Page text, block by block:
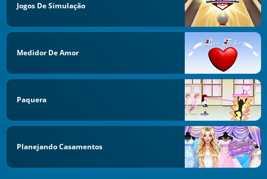
Jogos De Simulação
Medidor De Amor
Paquera
Planejando Casamentos